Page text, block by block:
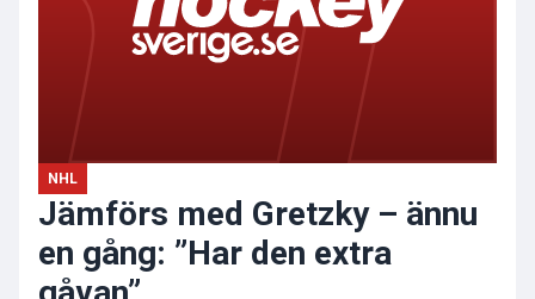
NHL
Jämförs med Gretzky – ännu
en gång: ”Har den extra